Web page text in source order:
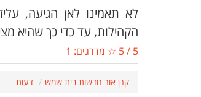
לא תאמינו לאן הגיעה,
הקהילות, עד כדי כך שהיא
5
/
5 ☆ מדרגים: 1
קרן אור חדשות בית שמש דעות
גופן קריא הגדלת האתר